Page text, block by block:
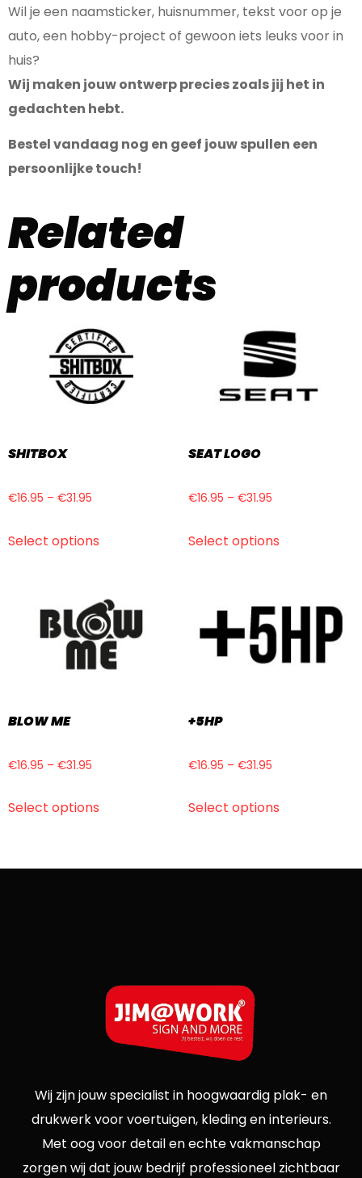
Wil je een naamsticker, huisnummer, tekst voor op je
auto, een hobby-project of gewoon iets leuks voor in
huis?
Wij maken jouw ontwerp precies zoals jij het in
gedachten hebt.
Bestel vandaag nog en geef jouw spullen een
persoonlijke touch!
Related
products
SHITBOX
€16.95 – €31.95
Select options
SEAT LOGO
€16.95 – €31.95
Select options
BLOW ME
€16.95 – €31.95
Select options
+5HP
€16.95 – €31.95
Select options
Wij zijn jouw specialist in hoogwaardig plak- en
drukwerk voor voertuigen, kleding en interieurs.
Met oog voor detail en echte vakmanschap
zorgen wij dat jouw bedrijf professioneel zichtbaar